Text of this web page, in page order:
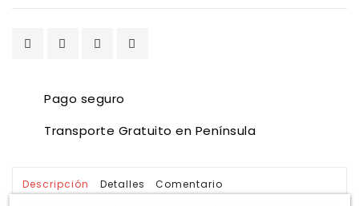
Pago seguro
Transporte Gratuito en Península
Descripción Detalles Comentario